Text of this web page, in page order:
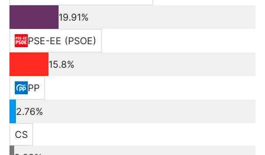
19.91%
PSE-EE (PSOE)
15.8%
PP
2.76%
CS